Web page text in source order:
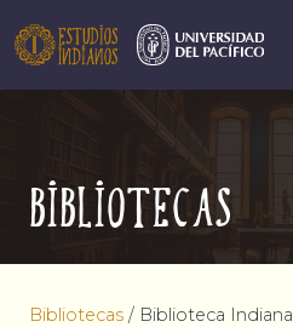
Bibliotecas
Bibliotecas / Biblioteca Indiana